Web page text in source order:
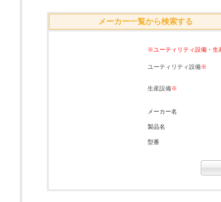
メーカー一覧から検索する
※ユーティリティ設備・生
ユーティリティ設備※
生産設備※
メーカー名
製品名
型番